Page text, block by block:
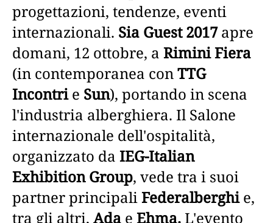
progettazioni, tendenze, eventi
internazionali. Sia Guest 2017apre
domani, 12 ottobre, a Rimini Fiera
(in contemporanea conTTG
Incontrie Sun), portando in scena
l'industria alberghiera. Il Salone
internazionale dell'ospitalità,
organizzato da IEG-Italian
Exhibition Group, vede tra i suoi
partner principaliFederalberghie,
tra gli altri, Ada e Ehma.L'evento